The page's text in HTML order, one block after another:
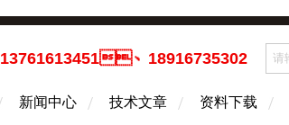
13761613451、18916735302
新闻中心 技术文章 资料下载